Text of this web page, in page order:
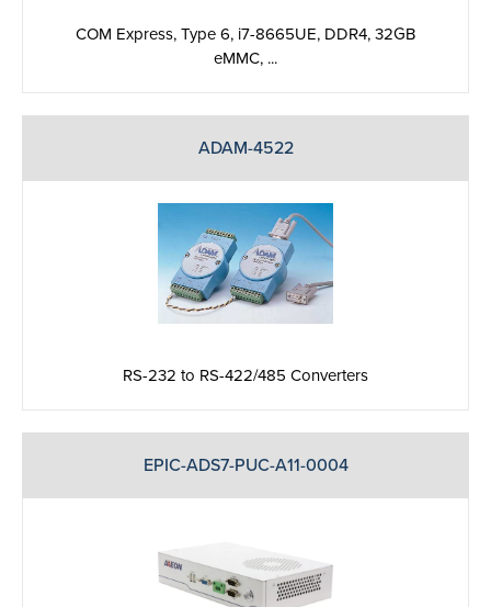
COM Express, Type 6, i7-8665UE, DDR4, 32GB
eMMC, ...
ADAM-4522
RS-232 to RS-422/485 Converters
EPIC-ADS7-PUC-A11-0004